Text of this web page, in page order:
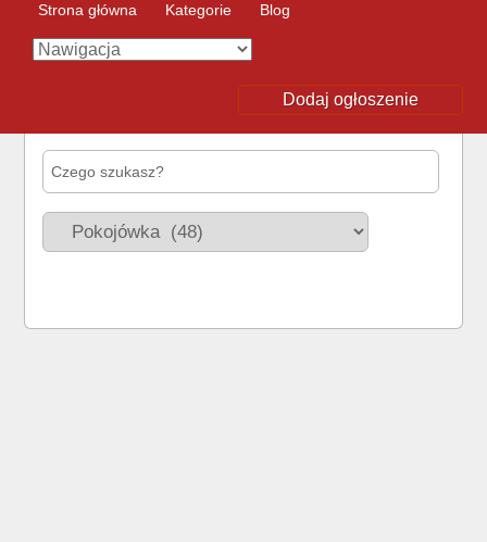
Strona główna Kategorie Blog
Dodaj ogłoszenie